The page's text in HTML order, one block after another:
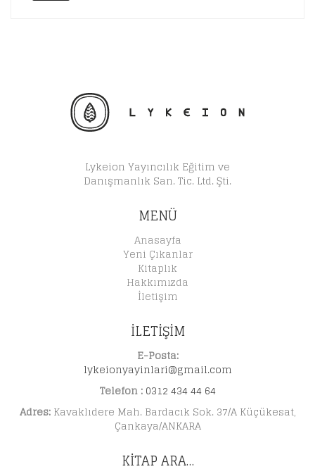
Lykeion Yayıncılık Eğitim ve
Danışmanlık San. Tic. Ltd. Şti.
MENÜ
Anasayfa
Yeni Çıkanlar
Kitaplık
Hakkımızda
İletişim
İLETİŞİM
E-Posta:
lykeionyayinlari@gmail.com
Telefon : 0312 434 44 64
Adres:Kavaklıdere Mah. Bardacık Sok. 37/A Küçükesat,
Çankaya/ANKARA
KITAP ARA…